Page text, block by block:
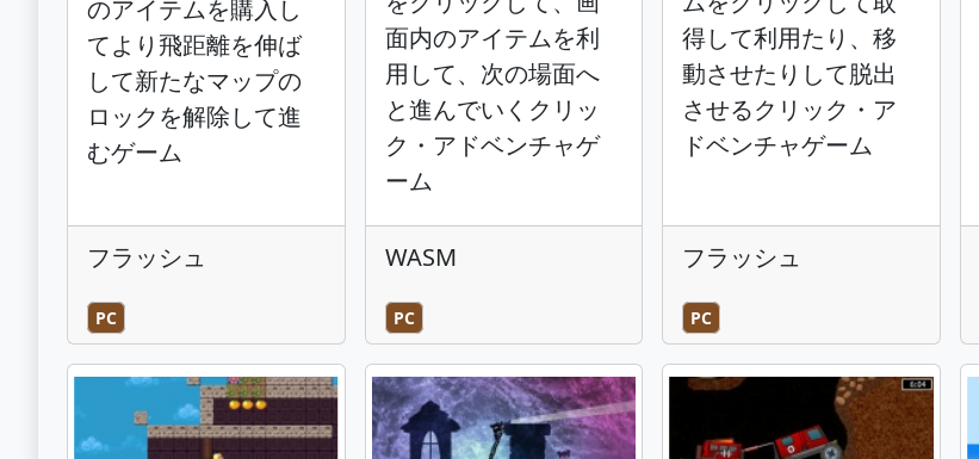
のアイテムを購入し
てより飛距離を伸ば
して新たなマップの
ロックを解除して進
むゲーム
フラッシュ
PC
面内のアイテムを利
用して、次の場面へ
と進んでいくクリッ
ク・アドベンチャゲ
ーム
WASM
PC
得して利用たり、移
動させたりして脱出
させるクリック・ア
ドベンチャゲーム
フラッシュ
PC